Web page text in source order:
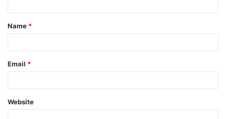
Name *
Email *
Website